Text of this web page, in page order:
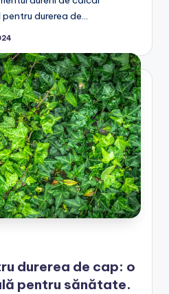
durerea de…
durerea de cap: o
pentru sănătate.